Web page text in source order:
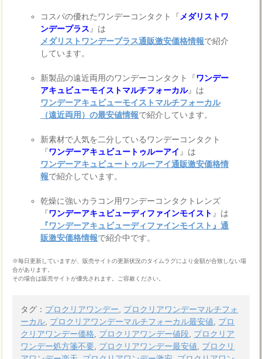
コスパの優れたワンデーコンタクト『 メダリストワ
ンデープラス 』は
メダリストワンデープラス通販激安価格情報で紹介
しています。
新製品の遠近両用のワンデーコンタクト『ワンデー
アキュビューモイストマルチフォーカル』は
ワンデーアキュビューモイストマルチフォーカル
（遠近両用）の最安値情報で紹介しています。
新素材で人気を二分しているワンデーコンタクト
『ワンデーアキュビュートゥルーアイ 』は
ワンデーアキュビュートゥルーアイ通販激安価格情
報で紹介しています。
乾燥に強いカラコン用ワンデーコンタクトレンズ
『ワンデーアキュビューディファインモイスト 』は
『ワンデーアキュビューディファインモイスト』通
販激安価格情報で紹介中です。
※毎日更新していますが、販売サイトの更新状況のタイムラグにより金額が合致しない場
合があります。
その場合は販売サイトが優先されます。ご容赦ください。
タグ： プロクリアワンデー
プロクリアワンデーマルチフォ
ーカル プロクリアワンデーマルチフォーカル最安値
プロ
クリアワンデー価格
プロクリアワンデー値段 プロクリア
ワンデー処方箋不要 プロクリアワンデー最安値
プロクリ